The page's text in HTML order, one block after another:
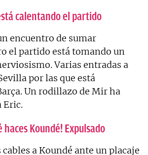
calentando el partido
encuentro de sumar
el partido está tomando un
Varias entradas a
por las que está
Un rodillazo de Mir ha
Eric.
haces Koundé! Expulsado
cables a Koundé ante un placaje